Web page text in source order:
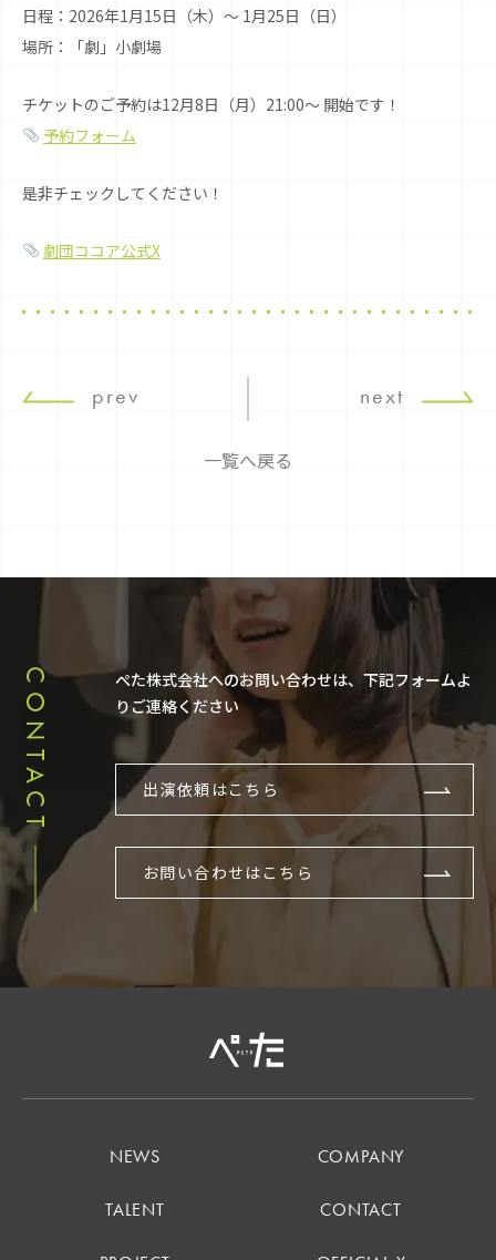
日程：2026年1月15日（木）〜 1月25日（日）
場所：「劇」小劇場
チケットのご予約は12月8日（月）21:00〜 開始です！
予約フォーム
是非チェックしてください！
劇団ココア公式X
prev
一覧へ戻る
next
CONTACT
ぺた株式会社へのお問い合わせは、下記フォームよ
りご連絡ください
出演依頼はこちら
お問い合わせはこちら
NEWS
TALENT
COMPANY
CONTACT